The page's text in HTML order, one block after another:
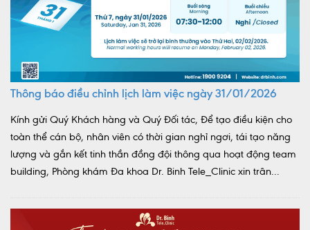
Thông báo điều chỉnh lịch làm việc ngày 31/01/2026
Kính gửi Quý Khách hàng và Quý Đối tác, Để tạo điều kiện cho
toàn thể cán bộ, nhân viên có thời gian nghỉ ngơi, tái tạo năng
lượng và gắn kết tinh thần đồng đội thông qua hoạt động team
building, Phòng khám Đa khoa Dr. Binh Tele_Clinic xin trân...